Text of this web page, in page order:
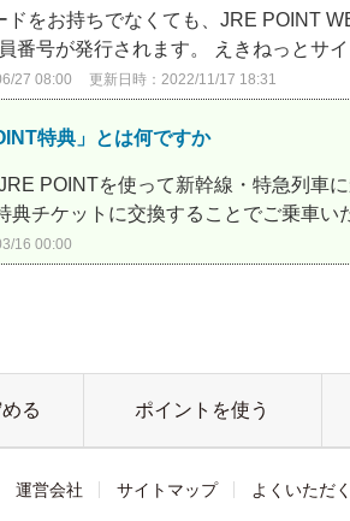
をお持ちでなくても、JRE POINT
番号が発行されます。 えきねっとサ
27 08:00 更新日時：2022/11/17 18:31
特典」とは何ですか
POINTを使って新幹線・特急列車
典チケットに交換することでご乗車い
16 00:00
る ポイントを使う
運営会社 サイトマップ よくいただ